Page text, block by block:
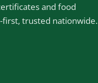
and food
trusted nationwide.